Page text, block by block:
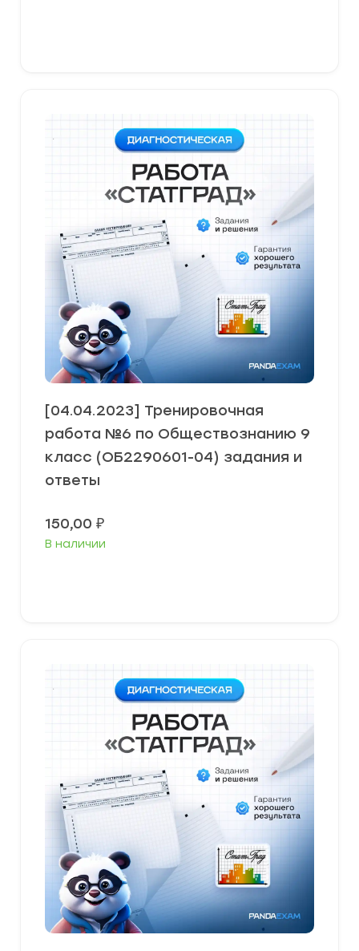
[04.04.2023] Тренировочная
работа №6 по Обществознанию 9
класс (ОБ2290601-04) задания и
ответы
150,00 ₽
В наличии